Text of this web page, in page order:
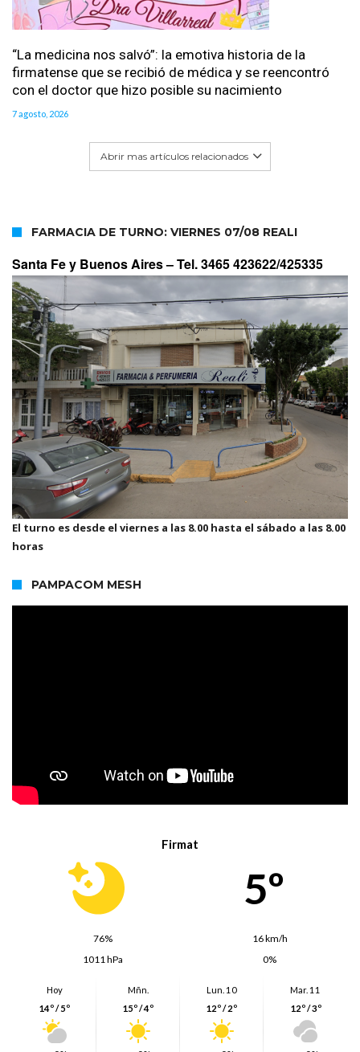
“La medicina nos salvó”: la emotiva historia de la
firmatense que se recibió de médica y se reencontró
con el doctor que hizo posible su nacimiento
7 agosto, 2026
Abrir mas artículos relacionados
FARMACIA DE TURNO: VIERNES 07/08 REALI
Santa Fe y Buenos Aires –Tel. 3465 423622/425335
El turno es desde el viernes a las 8.00 hasta el sábado a las 8.00
horas
PAMPACOM MESH
Firmat
5º
76%
16 km/h
1011 hPa
0%
Hoy
14º / 5º
Mñn.
15º / 4º
Lun. 10
12º / 2º
Mar. 11
12º / 3º